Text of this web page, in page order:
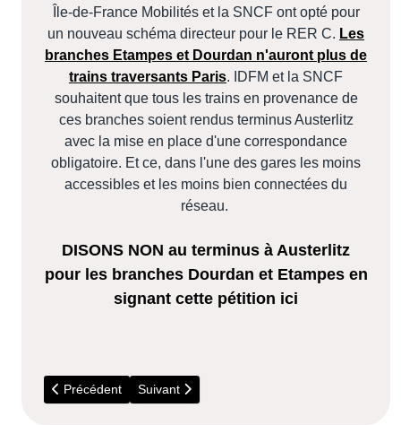
Île-de-France Mobilités et la SNCF ont opté pour
un nouveau schéma directeur pour le RER C. Les
branches Etampes et Dourdan n'auront plus de
trains traversants Paris. IDFM et la SNCF
souhaitent que tous les trains en provenance de
ces branches soient rendus terminus Austerlitz
avec la mise en place d'une correspondance
obligatoire. Et ce, dans l'une des gares les moins
accessibles et les moins bien connectées du
réseau.
DISONS NON au terminus à Austerlitz
pour les branches Dourdan et Etampes en
signant cette pétition ici
Article précédent : 23 Juillet - Gestion des lacs-réservoirs
Précédent Article suivant : 2025 - Agenda culturel de
Suivant